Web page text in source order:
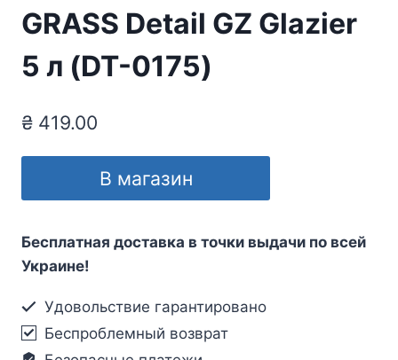
GRASS Detail GZ Glazier
5 л (DT-0175)
₴ 419.00
В магазин
Бесплатная доставка в точки выдачи по всей
Украине!
Удовольствие гарантировано
Беспроблемный возврат